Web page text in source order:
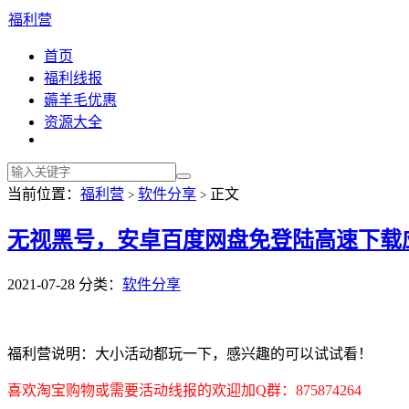
福利营
首页
福利线报
薅羊毛优惠
资源大全
当前位置： 福利营 > 软件分享 > 正文
无视黑号，安卓百度网盘免登陆高速下载
2021-07-28 分类： 软件分享
福利营说明：大小活动都玩一下，感兴趣的可以试试看！
喜欢淘宝购物或需要活动线报的欢迎加Q群：875874264